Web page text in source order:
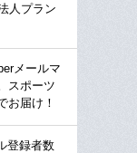
人プラン
メールマ
スポーツ
お届け！
登録者数